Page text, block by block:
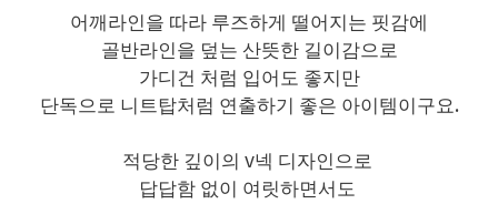
어깨라인을 따라 루즈하게 떨어지는 핏감에
골반라인을 덮는 산뜻한 길이감으로
가디건 처럼 입어도 좋지만
단독으로 니트탑처럼 연출하기 좋은 아이템이구요.
적당한 깊이의 v넥 디자인으로
답답함 없이 여릿하면서도